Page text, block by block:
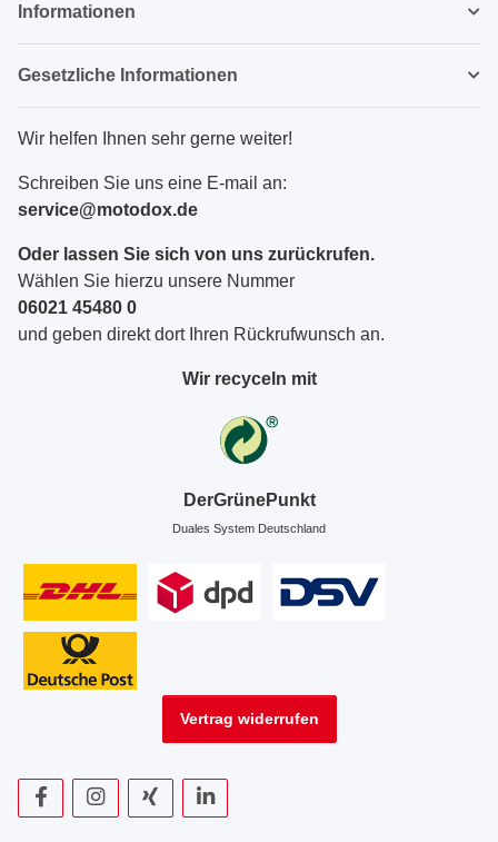
Informationen
Gesetzliche Informationen
Wir helfen Ihnen sehr gerne weiter!
Schreiben Sie uns eine E-mail an:
service@motodox.de
Oder lassen Sie sich von uns zurückrufen.
Wählen Sie hierzu unsere Nummer
06021 45480 0
und geben direkt dort Ihren Rückrufwunsch an.
Wir recyceln mit
DerGrünePunkt
Duales System Deutschland
Vertrag widerrufen